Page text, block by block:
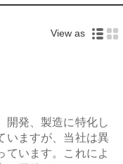
View as
開発、製造に特化し
いますが、当社は異
ています。これによ